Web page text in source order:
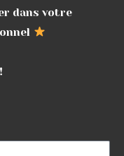
dans votre